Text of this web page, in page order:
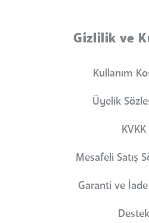
Gizlilik ve
Kullanım
Üyelik
KVKK
Mesafeli Satış
Garanti ve İade
Destek